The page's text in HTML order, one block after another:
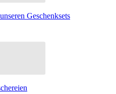
Geschenksets